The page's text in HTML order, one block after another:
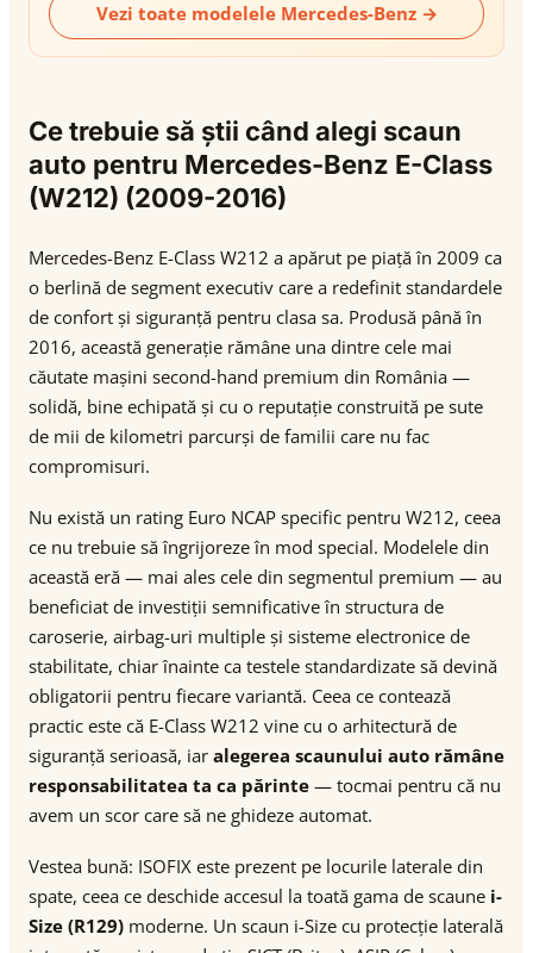
Vezi toate modelele Mercedes-Benz →
Ce trebuie să știi când alegi scaun
auto pentru Mercedes-Benz E-Class
(W212) (2009-2016)
Mercedes-Benz E-Class W212 a apărut pe piață în 2009 ca
o berlină de segment executiv care a redefinit standardele
de confort și siguranță pentru clasa sa. Produsă până în
2016, această generație rămâne una dintre cele mai
căutate mașini second-hand premium din România —
solidă, bine echipată și cu o reputație construită pe sute
de mii de kilometri parcurși de familii care nu fac
compromisuri.
Nu există un rating Euro NCAP specific pentru W212, ceea
ce nu trebuie să îngrijoreze în mod special. Modelele din
această eră — mai ales cele din segmentul premium — au
beneficiat de investiții semnificative în structura de
caroserie, airbag-uri multiple și sisteme electronice de
stabilitate, chiar înainte ca testele standardizate să devină
obligatorii pentru fiecare variantă. Ceea ce contează
practic este că E-Class W212 vine cu o arhitectură de
siguranță serioasă, iar alegerea scaunului auto rămâne
responsabilitatea ta ca părinte — tocmai pentru că nu
avem un scor care să ne ghideze automat.
Vestea bună: ISOFIX este prezent pe locurile laterale din
spate, ceea ce deschide accesul la toată gama de scaune i-
Size (R129) moderne. Un scaun i-Size cu protecție laterală